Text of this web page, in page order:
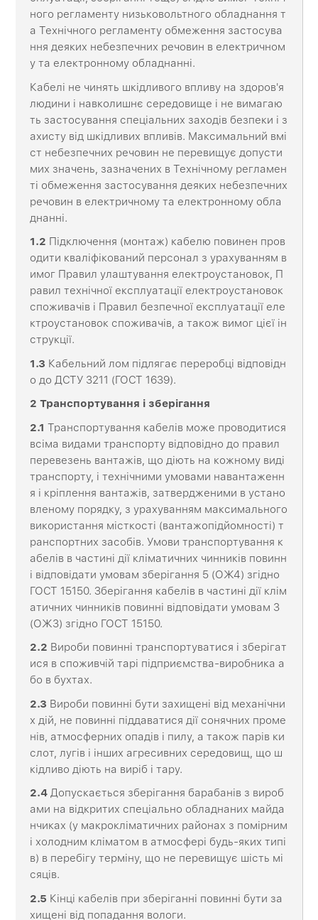
ного регламенту низьковольтного обладнання т
а Технічного регламенту обмеження застосува
ння деяких небезпечних речовин в електричном
у та електронному обладнанні.
Кабелі не чинять шкідливого впливу на здоров'я
людини і навколишнє середовище і не вимагаю
ть застосування спеціальних заходів безпеки і з
ахисту від шкідливих впливів. Максимальний вмі
ст небезпечних речовин не перевищує допусти
мих значень, зазначених в Технічному регламен
ті обмеження застосування деяких небезпечних
речовин в електричному та електронному обла
днанні.
1.2 Підключення (монтаж) кабелю повинен пров
одити кваліфікований персонал з урахуванням в
имог Правил улаштування електроустановок, П
равил технічної експлуатації електроустановок
споживачів і Правил безпечної експлуатації еле
ктроустановок споживачів, а також вимог цієї ін
струкції.
1.3 Кабельний лом підлягає переробці відповідн
о до ДСТУ 3211 (ГОСТ 1639).
2 Транспортування і зберігання
2.1 Транспортування кабелів може проводитися
всіма видами транспорту відповідно до правил
перевезень вантажів, що діють на кожному виді
транспорту, і технічними умовами навантаженн
я і кріплення вантажів, затвердженими в устано
вленому порядку, з урахуванням максимального
використання місткості (вантажопідйомності) т
ранспортних засобів. Умови транспортування к
абелів в частині дії кліматичних чинників повинн
і відповідати умовам зберігання 5 (ОЖ4) згідно
ГОСТ 15150. Зберігання кабелів в частині дії клім
атичних чинників повинні відповідати умовам 3
(ОЖ3) згідно ГОСТ 15150.
2.2 Вироби повинні транспортуватися і зберігат
ися в споживчій тарі підприємства-виробника а
бо в бухтах.
2.3 Вироби повинні бути захищені від механічни
х дій, не повинні піддаватися дії сонячних проме
нів, атмосферних опадів і пилу, а також парів ки
слот, лугів і інших агресивних середовищ, що ш
кідливо діють на виріб і тару.
2.4 Допускається зберігання барабанів з вироб
ами на відкритих спеціально обладнаних майда
нчиках (у макрокліматичних районах з помірним
і холодним кліматом в атмосфері будь-яких типі
в) в перебігу терміну, що не перевищує шість мі
сяців.
2.5 Кінці кабелів при зберіганні повинні бути за
хищені від попадання вологи.